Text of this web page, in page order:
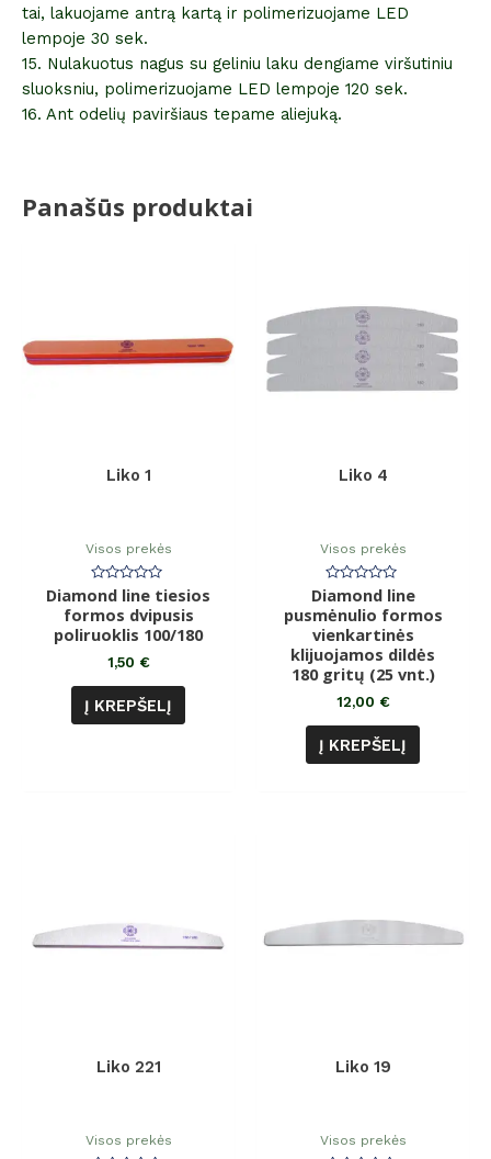
tai, lakuojame antrą kartą ir polimerizuojame LED
lempoje 30 sek.
15. Nulakuotus nagus su geliniu laku dengiame viršutiniu
sluoksniu, polimerizuojame LED lempoje 120 sek.
16. Ant odelių paviršiaus tepame aliejuką.
Panašūs produktai
Liko 1
Visos prekės
Įvertinimas:
0
iš
5
Diamond line tiesios
formos dvipusis
poliruoklis 100/180
1,50 €
Į KREPŠELĮ
Liko 4
Visos prekės
Įvertinimas:
0
iš
5
Diamond line
pusmėnulio formos
vienkartinės
klijuojamos dildės
180 gritų (25 vnt.)
12,00 €
Į KREPŠELĮ
Liko 221
Visos prekės
Liko 19
Visos prekės